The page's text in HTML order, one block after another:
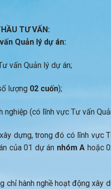
TƯ VẤN:
Quản lý dự án:
vấn Quản lý dự án;
lượng 02 cuốn);
nghiệp (có lĩnh vực Tư vấn
dựng, trong đó có lĩnh vực
của 01 dự án nhóm A hoặc
chỉ hành nghề hoạt động xây